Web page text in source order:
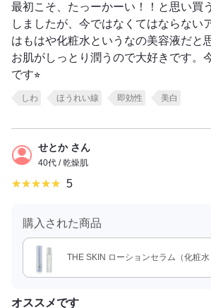
最初こそ、たっーかーい！！と思い買
しましたが、今ではなくてはならない
はもはや化粧水というなの美容液だと
お肌がしっとり潤うので大好きです。
です⭐︎
しわ ほうれい線 即効性 美白
せとか さん
40代 / 乾燥肌
5
購入された商品
THE SKIN ローションセラム（化粧水
オススメです